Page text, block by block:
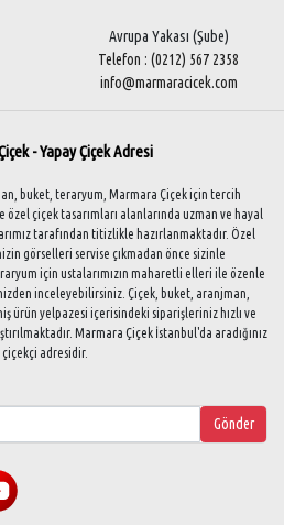
Avrupa Yakası (Şube)
Telefon : (0212) 567 2358
info@marmaracicek.com
- Yapay Çiçek Adresi
buket, teraryum, Marmara Çiçek için tercih
çiçek tasarımları alanlarında uzman ve hayal
tarafından titizlikle hazırlanmaktadır. Özel
görselleri servise çıkmadan önce sizinle
için ustalarımızın maharetli elleri ile özenle
inceleyebilirsiniz. Çiçek, buket, aranjman,
ürün yelpazesi içerisindeki siparişleriniz hızlı ve
Marmara Çiçek İstanbul'da aradığınız
çiçekçi adresidir.
Gönder